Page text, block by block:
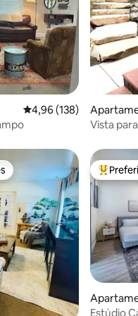
4,96 de uma avaliação
4,96 (138)
Vista
dos hóspedes Entre
Estúdio